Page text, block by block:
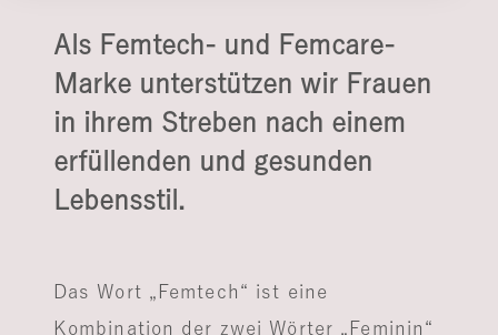
Als Femtech- und Femcare-
Marke unterstützen wir Frauen
in ihrem Streben nach einem
erfüllenden und gesunden
Lebensstil.
Das Wort „Femtech“ ist eine
Kombination der zwei Wörter „Feminin“